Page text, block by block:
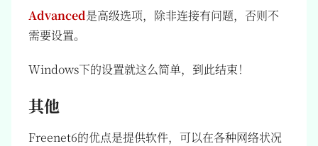
Advanced是高级选项，除非连接有问题，否则不
需要设置。
Windows下的设置就这么简单，到此结束！
其他
Freenet6的优点是提供软件，可以在各种网络状况